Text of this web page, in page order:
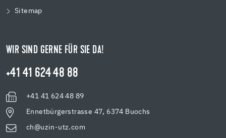
Sitemap
WIR SIND GERNE FÜR SIE DA!
+41 41 624 48 88
+41 41 624 48 89
Ennetbürgerstrasse 47, 6374 Buochs
ch@uzin-utz.com